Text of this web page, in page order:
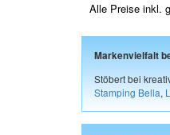
Alle Preise inkl.
Markenvielfalt
Stöbert bei
Stamping Bella,